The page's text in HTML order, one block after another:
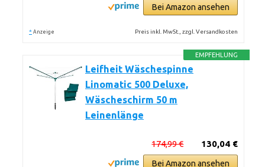
Bei Amazon ansehen
* Anzeige Preis inkl. MwSt., zzgl. Versandkosten
EMPFEHLUNG
Leifheit Wäschespinne
Linomatic 500 Deluxe,
Wäscheschirm 50 m
Leinenlänge
130,04 €
174,99 €
Bei Amazon ansehen